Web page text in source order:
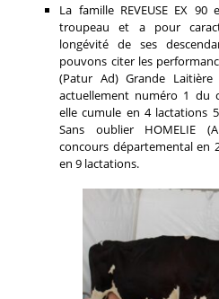
La famille REVEUSE EX
troupeau et a pour
longévité de ses
pouvons citer les
(Patur Ad) Grande
actuellement numéro 1 du
elle cumule en 4 lactations
Sans oublier HOMELIE
concours départemental en
en 9 lactations.